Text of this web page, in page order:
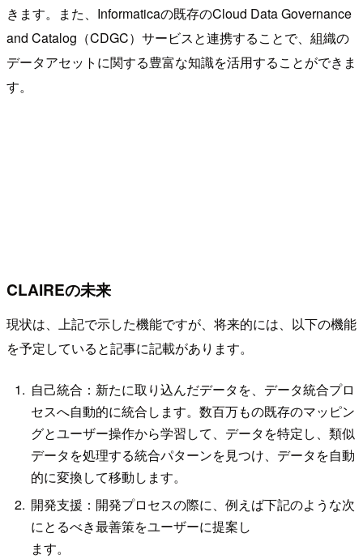
きます。また、Informaticaの既存のCloud Data Governance
and Catalog（CDGC）サービスと連携することで、組織の
データアセットに関する豊富な知識を活用することができま
す。
CLAIREの未来
現状は、上記で示した機能ですが、将来的には、以下の機能
を予定していると記事に記載があります。
自己統合：新たに取り込んだデータを、データ統合プロ
セスへ自動的に統合します。数百万もの既存のマッピン
グとユーザー操作から学習して、データを特定し、類似
データを処理する統合パターンを見つけ、データを自動
的に変換して移動します。
開発支援：開発プロセスの際に、例えば下記のような次
にとるべき最善策をユーザーに提案し
ます。